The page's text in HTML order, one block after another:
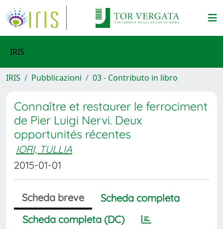
IRIS
IRIS Pubblicazioni 03 - Contributo in libro
Connaître et restaurer le ferrociment
de Pier Luigi Nervi. Deux
opportunités récentes
IORI, TULLIA
2015-01-01
Scheda breve
Scheda completa
Scheda completa (DC)